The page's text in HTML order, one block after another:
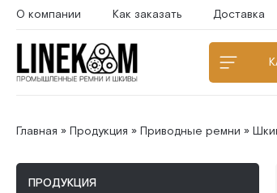
О компании Как заказать Доставка
Главная » Продукция » Приводные ремни »
ПРОДУКЦИЯ